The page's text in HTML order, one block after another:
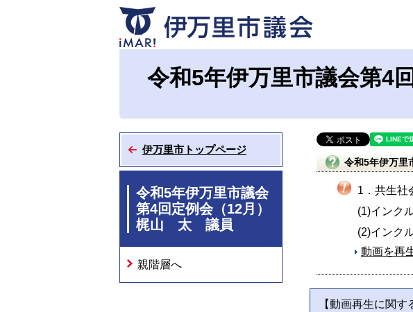
市議会ホーム 一般質問インターネット配信
令和5年伊万里市議会第
伊万里市トップページ
令和5年伊万里市議会
第4回定例会（12月）
梶山 太 議員
親階層へ
令和5年伊万
1．共生社
(1)インク
(2)インク
動画を再
【動画再生に関す